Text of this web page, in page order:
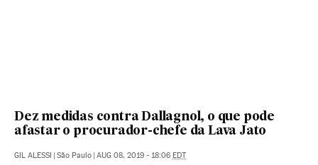
Dez medidas contra Dallagnol, o que pode
afastar o procurador-chefe da Lava Jato
GIL ALESSI | São Paulo | AUG 08, 2019 - 18:06 EDT